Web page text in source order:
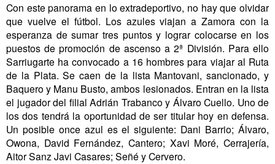
Con este panorama en lo extradeportivo, no hay que olvidar
que vuelve el fútbol. Los azules viajan a Zamora con la
esperanza de sumar tres puntos y lograr colocarse en los
puestos de promoción de ascenso a 2ª División. Para ello
Sarriugarte ha convocado a 16 hombres para viajar al Ruta
de la Plata. Se caen de la lista Mantovani, sancionado, y
Baquero y Manu Busto, ambos lesionados. Entran en la lista
el jugador del filial Adrián Trabanco y Álvaro Cuello. Uno de
los dos tendrá la oportunidad de ser titular hoy en defensa.
Un posible once azul es el siguiente: Dani Barrio; Álvaro,
Owona, David Fernández, Cantero; Xavi Moré, Cerrajería,
Aitor Sanz Javi Casares; Señé y Cervero.